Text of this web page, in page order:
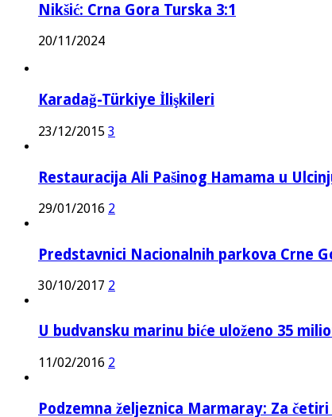
Nikšić: Crna Gora Turska 3:1
20/11/2024
Karadağ-Türkiye İlişkileri
23/12/2015 3
Restauracija Ali Pašinog Hamama u
29/01/2016 2
Predstavnici Nacionalnih parkova Crne
30/10/2017 2
U budvansku marinu biće uloženo 35
11/02/2016 2
Podzemna željeznica Marmaray: Za